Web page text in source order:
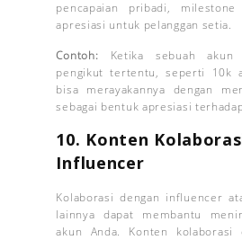
pencapaian pribadi, milestone
apresiasi untuk pelanggan setia.
Contoh: Ketika sebuah akun
pengikut tertentu, seperti 10k
bisa merayakannya dengan
sebagai bentuk apresiasi
10. Konten
Influencer
Kolaborasi dengan influencer
lainnya dapat membantu
akun Anda. Konten kolaborasi